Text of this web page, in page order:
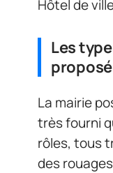
Hôtel de
Les
La mairie
très fourni
rôles, tous
des